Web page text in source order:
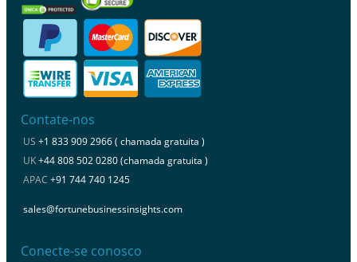
Contate-nos
US +1 833 909 2966 ( chamada gratuita )
UK+44 808 502 0280 (chamada gratuita )
APAC +91 744 740 1245
sales@fortunebusinessinsights.com
Conecte-se conosco